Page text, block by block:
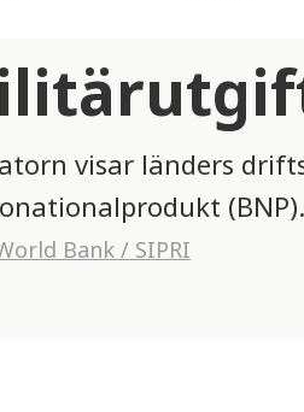
visar länders
(BNP).
Bank / SIPRI